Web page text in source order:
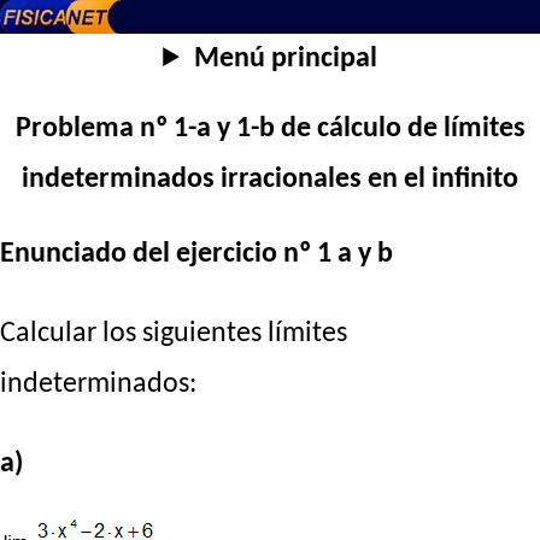
Menú principal
Problema nº 1-a y 1-b de cálculo de límites
indeterminados irracionales en el infinito
Enunciado del ejercicio nº 1 a y b
Calcular los siguientes límites
indeterminados:
a)